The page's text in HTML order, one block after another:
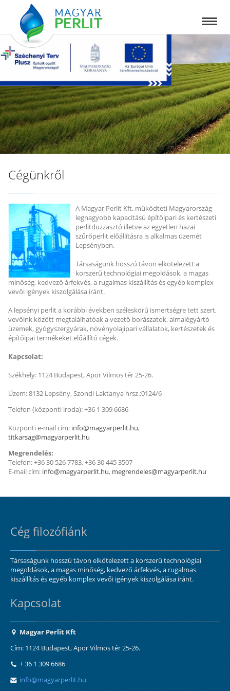
Cégünkről
A Magyar Perlit Kft. működteti Magyarország
legnagyobb kapacitású építőipari és kertészeti
perlitduzzasztó illetve az egyetlen hazai
szűrőperlit előállításra is alkalmas üzemét
Lepsényben.
Társaságunk hosszú távon elkötelezett a
korszerű technológiai megoldások, a magas
minőség, kedvező árfekvés, a rugalmas kiszállítás és egyéb komplex
vevői igények kiszolgálása iránt.
A lepsényi perlit a korábbi években széleskörű ismertségre tett szert,
vevőink között megtalálhatóak a vezető borászatok, almalégyártó
üzemek, gyógyszergyárak, növényolajipari vállalatok, kertészetek és
építőipai termékeket előállító cégek.
Kapcsolat:
Székhely: 1124 Budapest, Apor Vilmos tér 25-26.
Üzem: 8132 Lepsény, Szondi Laktanya hrsz.:0124/6
Telefon (központi iroda): +36 1 309 6686
Központi e-mail cím: info@magyarperlit.hu,
titkarsag@magyarperlit.hu
Megrendelés:
Telefon: +36 30 526 7783, +36 30 445 3507
E-mail cím: info@magyarperlit.hu, megrendeles@magyarperlit.hu
Cég filozófiánk
Társaságunk hosszú távon elkötelezett a korszerű technológiai
megoldások, a magas minőség, kedvező árfekvés, a rugalmas
kiszállítás és egyéb komplex vevői igények kiszolgálása iránt.
Kapcsolat
Magyar Perlit Kft
Cím: 1124 Budapest, Apor Vilmos tér 25-26.
+ 36 1 309 6686
info@magyarperlit.hu